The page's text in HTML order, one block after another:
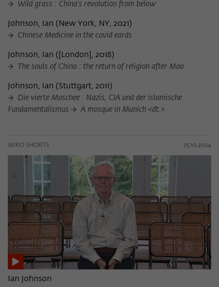
Wild grass : China's revolution from below
Johnson, Ian ( New York, NY, 2021)
Chinese Medicine in the covid eards
Johnson, Ian ( [London], 2018)
The souls of China : the return of religion after Mao
Johnson, Ian (Stuttgart, 2011)
Die vierte Moschee : Nazis, CIA und der islamische
Fundamentalismus
A mosque in Munich <dt.>
WIKO SHORTS 25.10.2024
Ian Johnson